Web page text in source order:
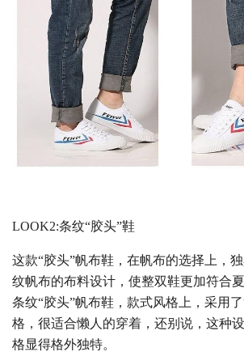
LOOK2:条纹“胶头”鞋
这款“胶头”帆布鞋，在帆布的选择上，
纹帆布的布料设计，使整双鞋更加符合
条纹“胶头”帆布鞋，款式风格上，采用
格，很适合懒人的穿着，还别说，这种
格显得格外独特。